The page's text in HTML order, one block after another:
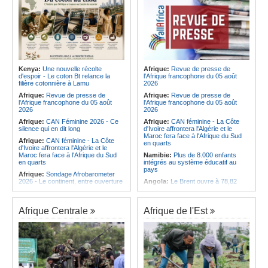
Kenya: Une nouvelle récolte
d'espoir - Le coton Bt relance la
filière cotonnière à Lamu
Afrique: Revue de presse de
l'Afrique francophone du 05 août
2026
Afrique: CAN Féminine 2026 - Ce
silence qui en dit long
Afrique: CAN féminine - La Côte
d'Ivoire affrontera l'Algérie et le
Maroc fera face à l'Afrique du Sud
en quarts
Afrique: Sondage Afrobarometer
2026 - Le continent, entre ouverture
Afrique:L'Éthiopie accueillera la
76e session du Comité régional de
l'OMS pour le continent
Afrique:La chaîne Canal+ va
diffuser l'ensemble des coupes
d'Europe de football sur le continent
Afrique:Les soins de santé
passent aussi par les familles et les
Afrique: Revue de presse de
l'Afrique francophone du 05 août
2026
Afrique: Revue de presse de
l'Afrique francophone du 05 août
2026
Afrique: CAN féminine - La Côte
d'Ivoire affrontera l'Algérie et le
Maroc fera face à l'Afrique du Sud
en quarts
Namibie: Plus de 8.000 enfants
intégrés au système éducatif au
pays
Angola: Le Brent ouvre à 78,82
Angola:Une commission présente
son plan d'intervention en cas de
catastrophe à Huambo
Angola:L'IDF renforce l'application
de la loi pour préserver la faune
sauvage
Angola:Les chasseurs angolais
préconisent la numérisation du
Afrique Centrale Afrique de l'Est